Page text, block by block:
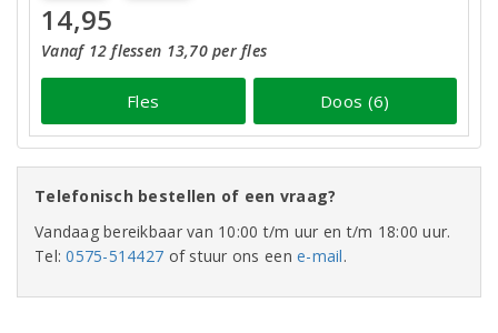
14,95
Vanaf 12 flessen 13,70 per fles
Fles Doos (6)
Telefonisch bestellen of een vraag?
Vandaag bereikbaar van 10:00 t/m uur en t/m 18:00 uur.
Tel:0575-514427 of stuur ons eene-mail.